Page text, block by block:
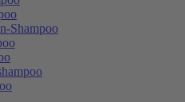
Shampoo